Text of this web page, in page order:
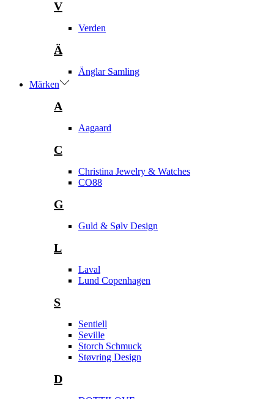
V
Verden
Ä
Änglar Samling
Märken
A
Aagaard
C
Christina Jewelry & Watches
CO88
G
Guld & Sølv Design
L
Laval
Lund Copenhagen
S
Sentiell
Seville
Storch Schmuck
Støvring Design
D